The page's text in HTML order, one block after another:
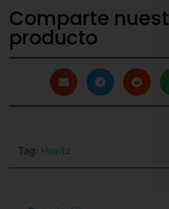
Comparte
producto
Tag: Huvitz